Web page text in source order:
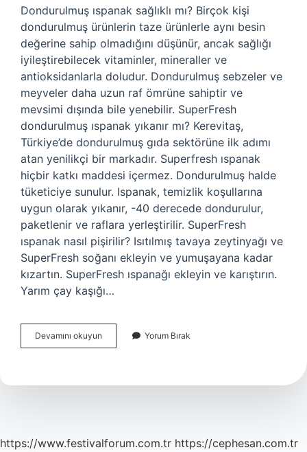
Dondurulmuş ıspanak sağlıklı mı? Birçok kişi
dondurulmuş ürünlerin taze ürünlerle aynı besin
değerine sahip olmadığını düşünür, ancak sağlığı
iyileştirebilecek vitaminler, mineraller ve
antioksidanlarla doludur. Dondurulmuş sebzeler ve
meyveler daha uzun raf ömrüne sahiptir ve
mevsimi dışında bile yenebilir. SuperFresh
dondurulmuş ıspanak yıkanır mı? Kerevitaş,
Türkiye’de dondurulmuş gıda sektörüne ilk adımı
atan yenilikçi bir markadır. Superfresh ıspanak
hiçbir katkı maddesi içermez. Dondurulmuş halde
tüketiciye sunulur. Ispanak, temizlik koşullarına
uygun olarak yıkanır, -40 derecede dondurulur,
paketlenir ve raflara yerleştirilir. SuperFresh
ıspanak nasıl pişirilir? Isıtılmış tavaya zeytinyağı ve
SuperFresh soğanı ekleyin ve yumuşayana kadar
kızartın. SuperFresh ıspanağı ekleyin ve karıştırın.
Yarım çay kaşığı…
Devamını okuyun Superfresh
Ispanak
Yorum Bırak
https://www.festivalforum.com.tr https://cephesan.com.tr